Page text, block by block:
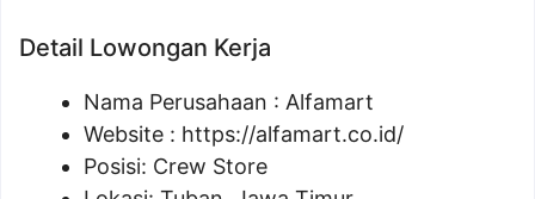
Detail Lowongan Kerja
Nama Perusahaan : Alfamart
Website : https://alfamart.co.id/
Posisi: Crew Store